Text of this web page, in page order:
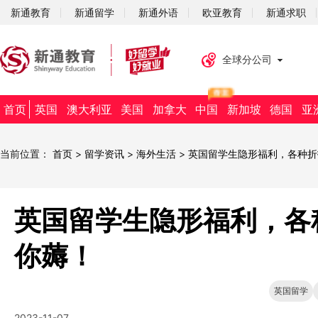
新通教育 新通留学 新通外语 欧亚教育 新通求职
全球分公司
首页 英国 澳大利亚 美国 加拿大 中国 新加坡 德国 亚
当前位置： 首页 > 留学资讯 > 海外生活 > 英国留学生隐形福利，各种
英国留学生隐形福利，
你薅！
英国留学